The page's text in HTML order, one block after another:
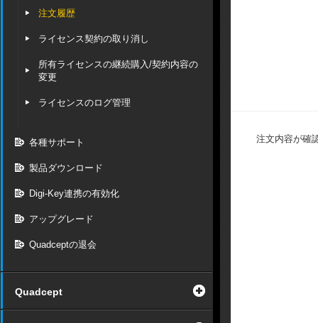
注文履歴
ライセンス契約の取り消し
所有ライセンスの継続購入/契約内容の
変更
ライセンスのログ管理
各種サポート
製品ダウンロード
Digi-Key連携の有効化
アップグレード
Quadceptの退会
Quadcept
注文内容が確